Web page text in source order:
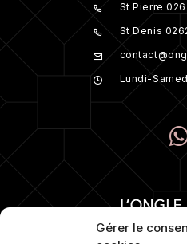
Gérer le
St Pierre
St Denis
Lundi-